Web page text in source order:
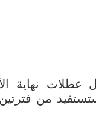
عطلات نهاية
من فترتين